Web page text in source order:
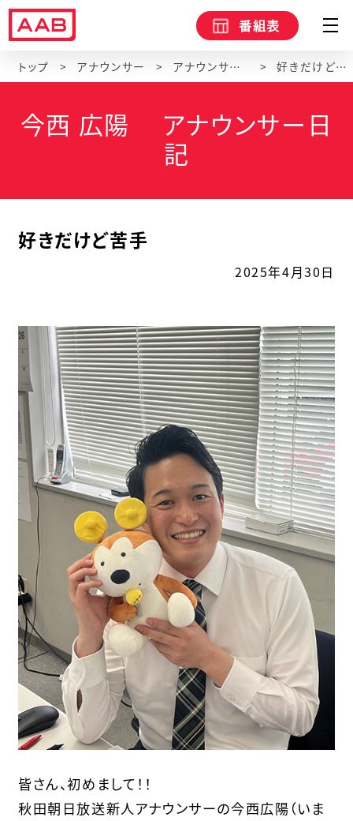
番組表
トップ アナウンサー アナウンサーブログ 好きだけど苦手
今西 広陽 アナウンサー日
記
好きだけど苦手
2025年4月30日
皆さん、初めまして！！
秋田朝日放送新人アナウンサーの今西広陽（いま